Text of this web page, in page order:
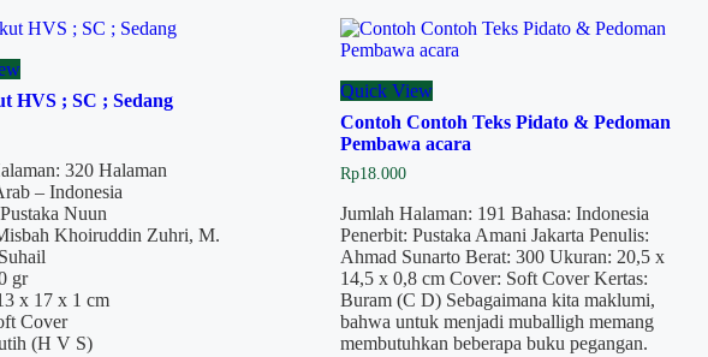
HVS ; SC ; Sedang
320 Halaman
– Indonesia
Nuun
Khoiruddin Zuhri, M.
gr
x 17 x 1 cm
Cover
(H V S)
Quick View
Contoh Contoh Teks Pidato & Pedoman
Pembawa acara
Rp18.000
Jumlah Halaman: 191 Bahasa: Indonesia
Penerbit: Pustaka Amani Jakarta Penulis:
Ahmad Sunarto Berat: 300 Ukuran: 20,5 x
14,5 x 0,8 cm Cover: Soft Cover Kertas:
Buram (C D) Sebagaimana kita maklumi,
bahwa untuk menjadi muballigh memang
membutuhkan beberapa buku pegangan.